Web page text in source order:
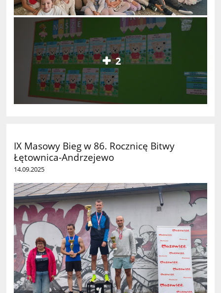
2
IX Masowy Bieg w 86. Rocznicę Bitwy
Łętownica-Andrzejewo
14.09.2025